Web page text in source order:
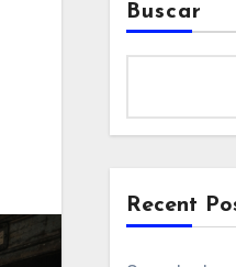
Buscar
Recent